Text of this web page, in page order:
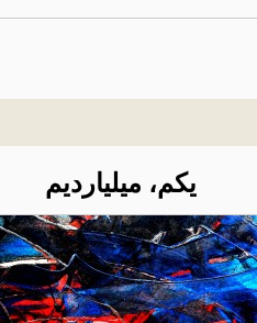
یکم، میلیاردیم